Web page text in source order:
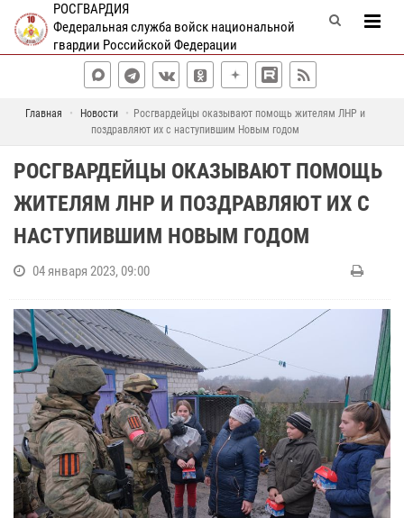
РОСГВАРДИЯ
Федеральная служба войск национальной
гвардии Российской Федерации
Главная Новости
Росгвардейцы оказывают помощь жителям ЛНР и
поздравляют их с наступившим Новым годом
РОСГВАРДЕЙЦЫ ОКАЗЫВАЮТ ПОМОЩЬ
ЖИТЕЛЯМ ЛНР И ПОЗДРАВЛЯЮТ ИХ С
НАСТУПИВШИМ НОВЫМ ГОДОМ
04 января 2023, 09:00